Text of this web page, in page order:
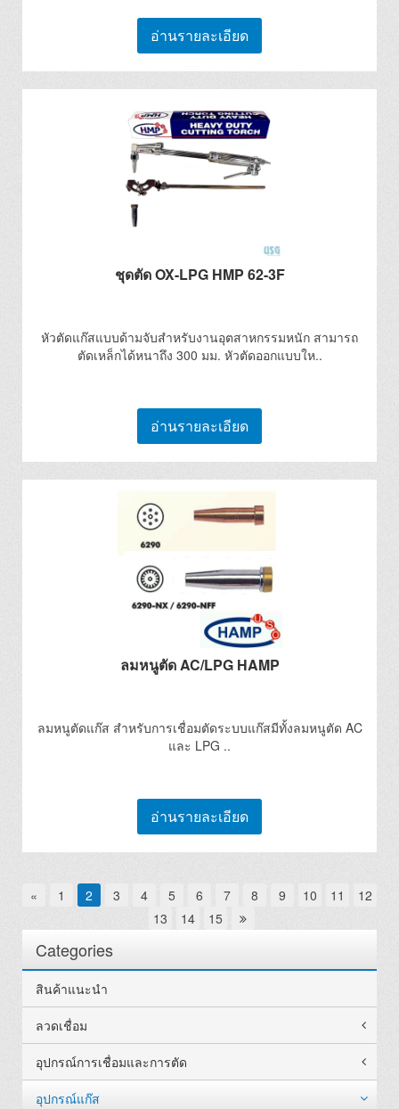
อ่านรายละเอียด
ชุดตัด OX-LPG HMP 62-3F
หัวตัดแก๊สแบบด้ามจับสำหรับงานอุตสาหกรรมหนัก สามารถ
ตัดเหล็กได้หนาถึง 300 มม. หัวตัดออกแบบให..
อ่านรายละเอียด
ลมหนูตัด AC/LPG HAMP
ลมหนูตัดแก๊ส สำหรับการเชื่อมตัดระบบแก๊สมีทั้งลมหนูตัด AC
และ LPG ..
อ่านรายละเอียด
« 1 2 3 4 5 6 7 8 9 10 11
12
13
14 15
Categories
สินค้าแนะนำ
ลวดเชื่อม
อุปกรณ์การเชื่อมและการตัด
อุปกรณ์แก๊ส